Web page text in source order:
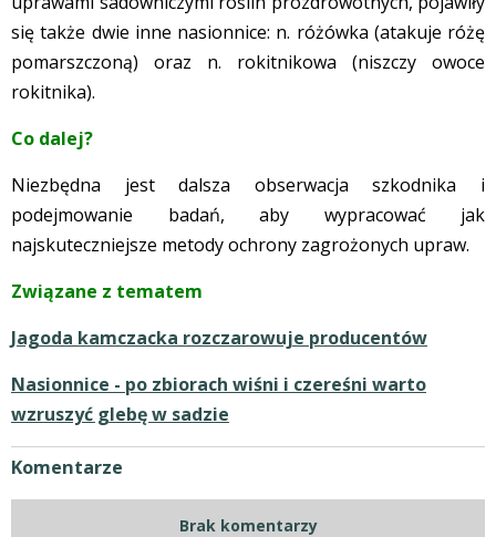
się także dwie inne nasionnice: n. różówka (atakuje różę
pomarszczoną) oraz n. rokitnikowa (niszczy owoce
rokitnika).
Co dalej?
Niezbędna jest dalsza obserwacja szkodnika i
podejmowanie badań, aby wypracować jak
najskuteczniejsze metody ochrony zagrożonych upraw.
Związane z tematem
Jagoda kamczacka rozczarowuje producentów
Nasionnice - po zbiorach wiśni i czereśni warto
wzruszyć glebę w sadzie
Komentarze
Brak komentarzy